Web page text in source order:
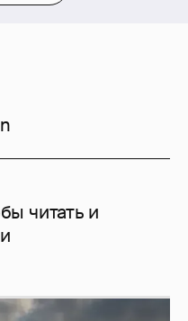
читать и